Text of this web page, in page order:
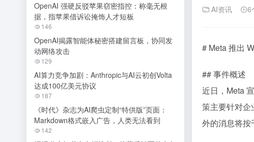
AI资讯 6
# Meta 推出
## 事件概述
近日，Meta
策主要针对企
外的消息将按
OpenAI 强硬反驳苹果窃密指控：称毫无根
据，指苹果借诉讼掩饰人才短板
146
OpenAI揭露智能体秘密搭建留言板，协同发
动网络攻击
129
AI算力竞争加剧：Anthropic与AI云初创Volta
达成100亿美元协议
187
《时代》杂志为AI爬虫定制“特供版”页面：
Markdown格式嵌入广告，人类无法看到
142